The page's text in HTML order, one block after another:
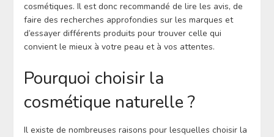
cosmétiques. Il est donc recommandé de lire les avis, de
faire des recherches approfondies sur les marques et
d’essayer différents produits pour trouver celle qui
convient le mieux à votre peau et à vos attentes.
Pourquoi choisir la
cosmétique naturelle ?
Il existe de nombreuses raisons pour lesquelles choisir la